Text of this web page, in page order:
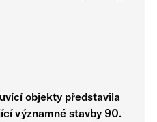
objekty představila
významné stavby 90.